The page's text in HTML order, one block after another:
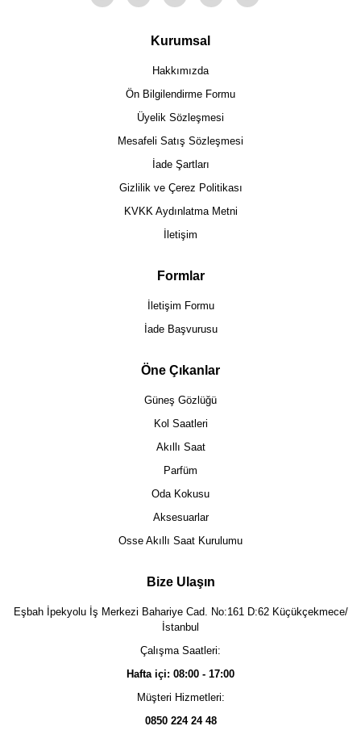
Kurumsal
Hakkımızda
Ön Bilgilendirme Formu
Üyelik Sözleşmesi
Mesafeli Satış Sözleşmesi
İade Şartları
Gizlilik ve Çerez Politikası
KVKK Aydınlatma Metni
İletişim
Formlar
İletişim Formu
İade Başvurusu
Öne Çıkanlar
Güneş Gözlüğü
Kol Saatleri
Akıllı Saat
Parfüm
Oda Kokusu
Aksesuarlar
Osse Akıllı Saat Kurulumu
Bize Ulaşın
Eşbah İpekyolu İş Merkezi Bahariye Cad. No:161 D:62 Küçükçekmece/
İstanbul
Çalışma Saatleri:
Hafta içi: 08:00 - 17:00
Müşteri Hizmetleri:
0850 224 24 48